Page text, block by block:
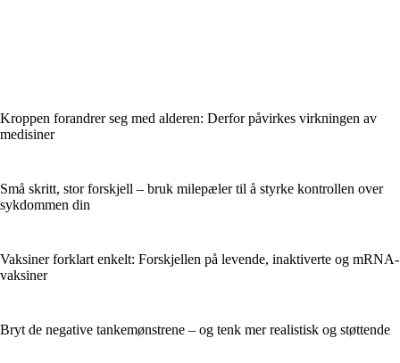
Kroppen forandrer seg med alderen: Derfor påvirkes virkningen av
medisiner
Små skritt, stor forskjell – bruk milepæler til å styrke kontrollen over
sykdommen din
Vaksiner forklart enkelt: Forskjellen på levende, inaktiverte og mRNA-
vaksiner
Bryt de negative tankemønstrene – og tenk mer realistisk og støttende